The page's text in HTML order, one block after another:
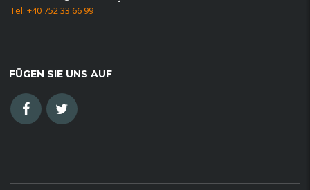
Tel: +40 752 33 66 99
FÜGEN SIE UNS AUF